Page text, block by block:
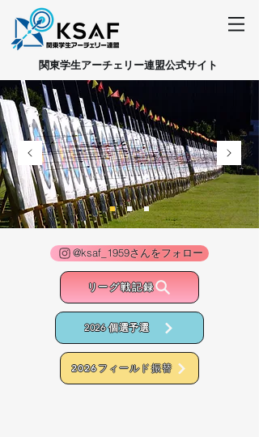
​関東学生アーチェリー連盟公式サイト
@ksaf_1959さんをフォロー
リーグ戦記録
2026 個選予選
2026フィールド振替